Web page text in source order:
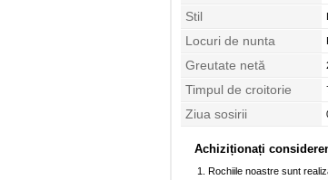
Stil
Locuri de nunta
Greutate netă
Timpul de croitorie
Ziua sosirii
Achiziționați
Rochiile noastre sunt